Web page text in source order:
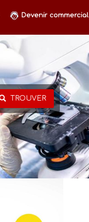
Devenir commercial
TROUVER